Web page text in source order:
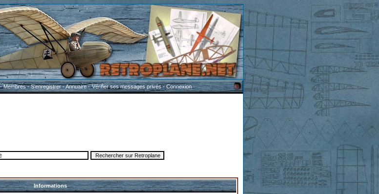
Membres-S'enregistrer-Annuaire-Vérifier ses messages privés-Connexion
Informations